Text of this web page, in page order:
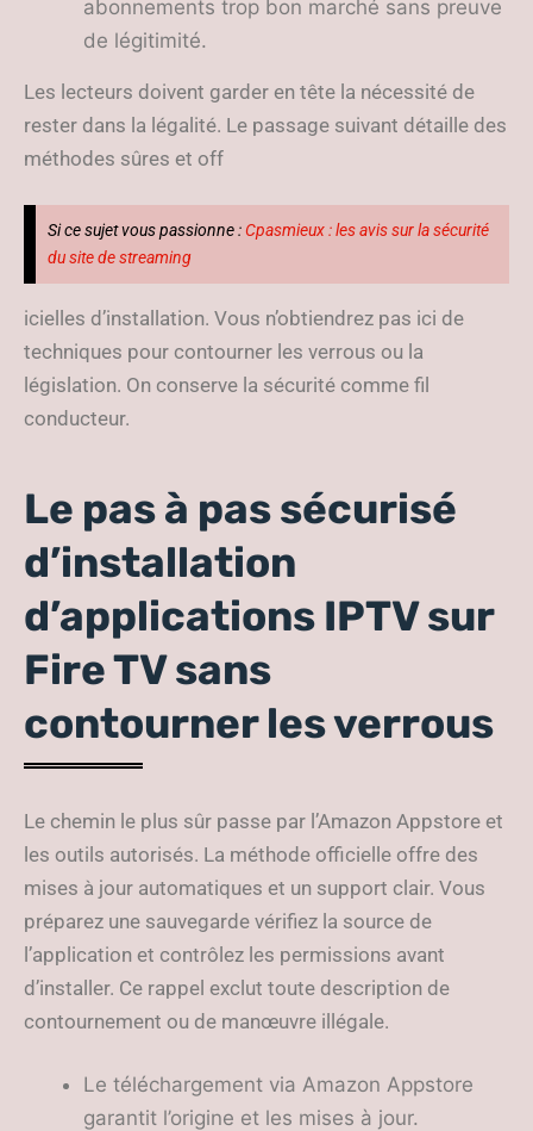
abonnements trop bon marché sans preuve
de légitimité.
Les lecteurs doivent garder en tête la nécessité de
rester dans la légalité. Le passage suivant détaille des
méthodes sûres et off
Si ce sujet vous passionne : Cpasmieux : les avis sur la sécurité
du site de streaming
icielles d’installation. Vous n’obtiendrez pas ici de
techniques pour contourner les verrous ou la
législation. On conserve la sécurité comme fil
conducteur.
Le pas à pas sécurisé
d’installation
d’applications IPTV sur
Fire TV sans
contourner les verrous
Le chemin le plus sûr passe par l’Amazon Appstore et
les outils autorisés. La méthode officielle offre des
mises à jour automatiques et un support clair. Vous
préparez une sauvegarde vérifiez la source de
l’application et contrôlez les permissions avant
d’installer. Ce rappel exclut toute description de
contournement ou de manœuvre illégale.
Le téléchargement via Amazon Appstore
garantit l’origine et les mises à jour.